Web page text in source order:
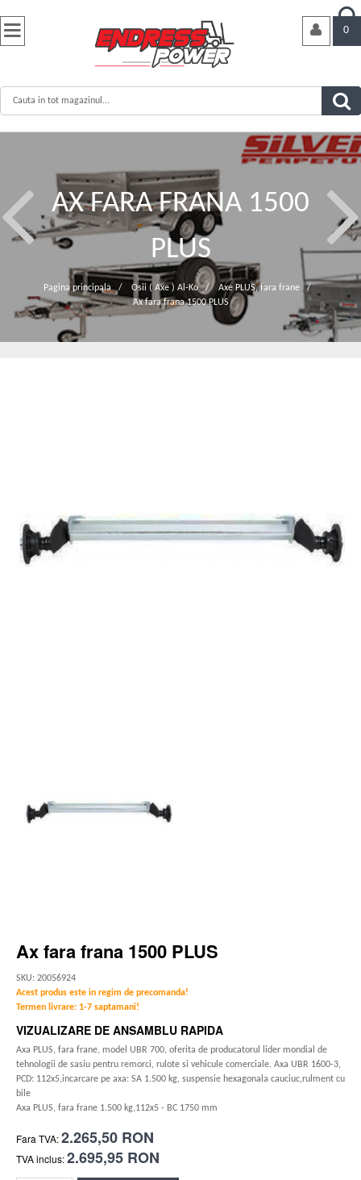

0

AX FARA FRANA 1500
PLUS
Pagina principala / Osii ( Axe ) Al-Ko / Axe PLUS, fara frane
/
Ax fara frana 1500 PLUS
Ax fara frana 1500 PLUS
SKU: 20056924
Acest produs este in regim de precomanda!
Termen livrare: 1-7 saptamani!
VIZUALIZARE DE ANSAMBLU RAPIDA
Axa PLUS, fara frane, model UBR 700, oferita de producatorul lider mondial de
tehnologii de sasiu pentru remorci, rulote si vehicule comerciale. Axa UBR 1600-3,
PCD: 112x5,incarcare pe axa: SA 1.500 kg, suspensie hexagonala cauciuc,rulment cu
bile
Axa PLUS, fara frane 1.500 kg,112x5 - BC 1750 mm
Fara TVA:2.265,50 RON
TVA inclus:2.695,95 RON